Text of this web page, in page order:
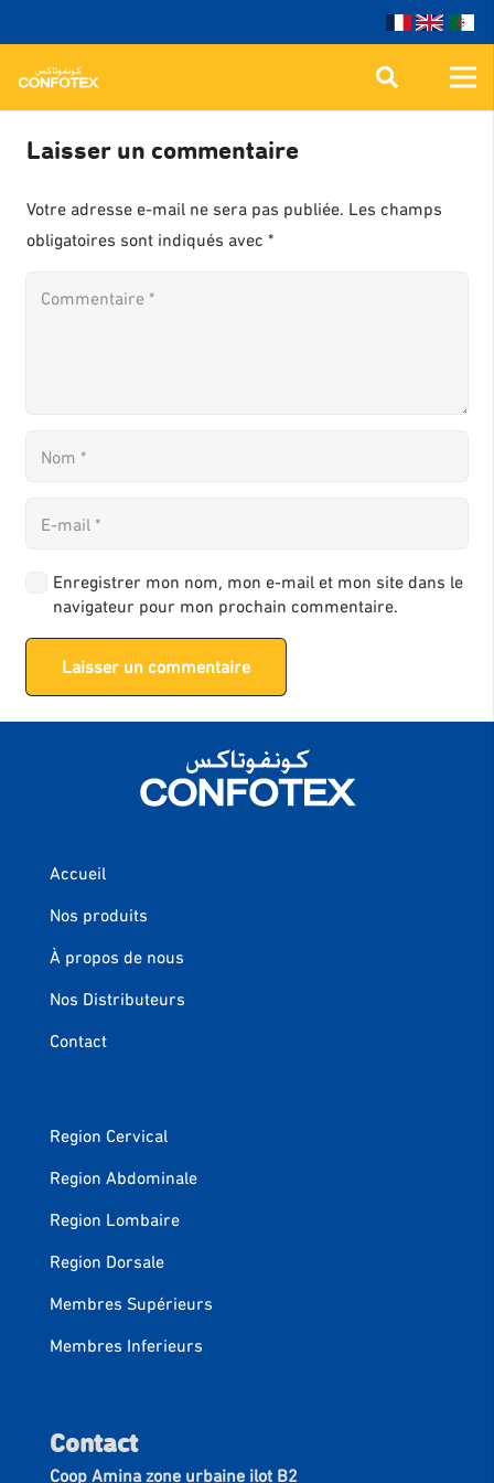
Laisser un commentaire
Votre adresse e-mail ne sera pas publiée. Les champs
obligatoires sont indiqués avec *
Enregistrer mon nom, mon e-mail et mon site dans le
navigateur pour mon prochain commentaire.
Laisser un commentaire
Accueil
Nos produits
À propos de nous
Nos Distributeurs
Contact
Region Cervical
Region Abdominale
Region Lombaire
Region Dorsale
Membres Supérieurs
Membres Inferieurs
Contact
Coop Amina zone urbaine ilot B2